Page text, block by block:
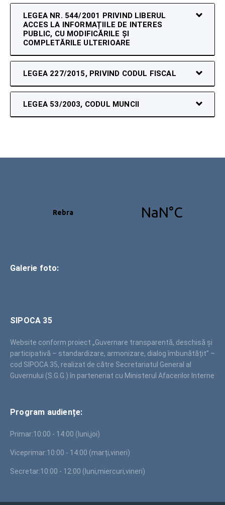
LEGEA NR. 544/2001 PRIVIND LIBERUL
ACCES LA INFORMAȚIILE DE INTERES
PUBLIC, CU MODIFICĂRILE ȘI
COMPLETĂRILE ULTERIOARE
LEGEA 227/2015, PRIVIND CODUL FISCAL
LEGEA 53/2003, CODUL MUNCII
Galerie foto:
SIPOCA 35
Website conform proiect „Guvernare transparentă, deschisă și
participativă – standardizare, armonizare, dialog îmbunătățit” –
cod SIPOCA 35, realizat de către Secretariatul General al
Guvernului (S.G.G.) în parteneriat cu Ministerul Afacerilor Interne
Program audiențe:
Primar:10:00 - 14:00 (luni,joi)
Viceprimar:10:00 - 14:00 (marți,vineri)
Secretar:10:00 - 12:00 (luni,miercuri,vineri)